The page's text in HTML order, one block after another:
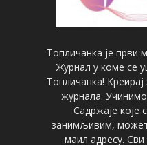
Топличанка је први
Журнал у коме се
Топличанка!
журнала.
Садржаје које
занимљивим,
маил адресу. Сви